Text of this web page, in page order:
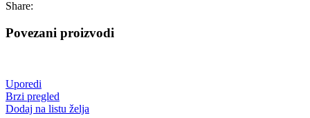
Share:
Povezani proizvodi
Uporedi
Brzi pregled
Dodaj na listu želja